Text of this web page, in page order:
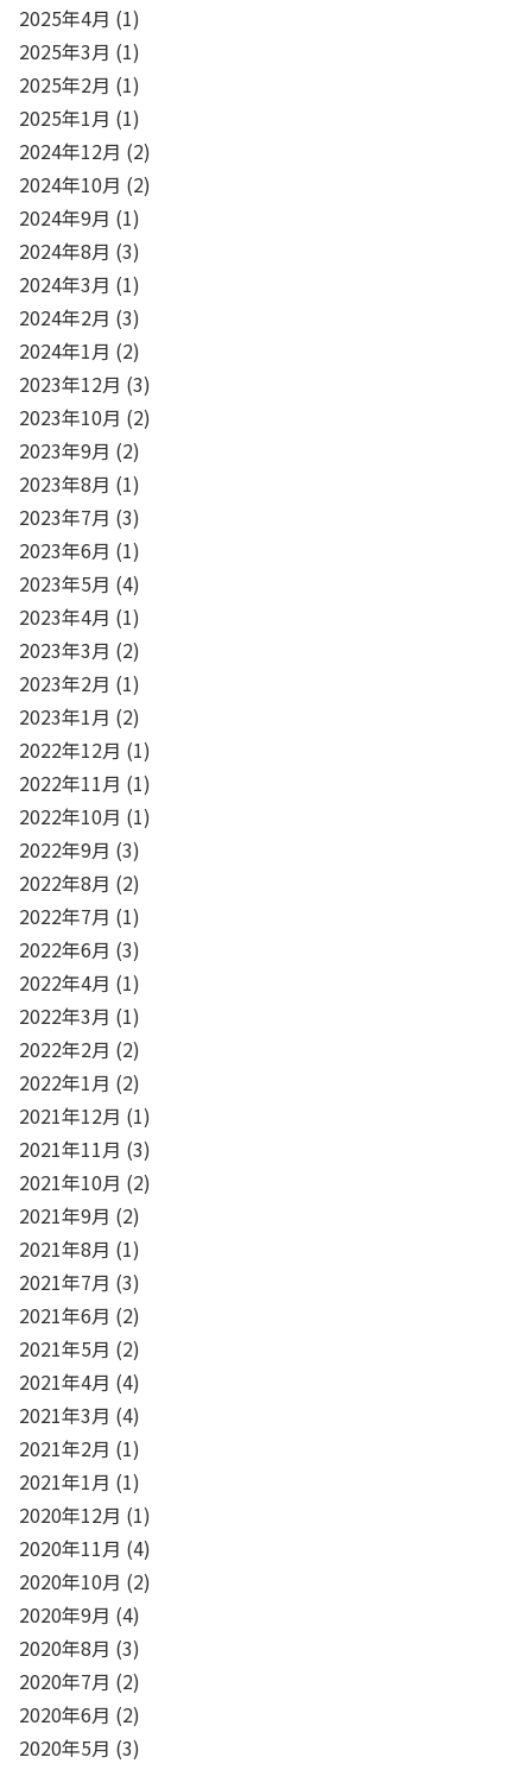
2025年4月 (1)
2025年3月 (1)
2025年2月 (1)
2025年1月 (1)
2024年12月 (2)
2024年10月 (2)
2024年9月 (1)
2024年8月 (3)
2024年3月 (1)
2024年2月 (3)
2024年1月 (2)
2023年12月 (3)
2023年10月 (2)
2023年9月 (2)
2023年8月 (1)
2023年7月 (3)
2023年6月 (1)
2023年5月 (4)
2023年4月 (1)
2023年3月 (2)
2023年2月 (1)
2023年1月 (2)
2022年12月 (1)
2022年11月 (1)
2022年10月 (1)
2022年9月 (3)
2022年8月 (2)
2022年7月 (1)
2022年6月 (3)
2022年4月 (1)
2022年3月 (1)
2022年2月 (2)
2022年1月 (2)
2021年12月 (1)
2021年11月 (3)
2021年10月 (2)
2021年9月 (2)
2021年8月 (1)
2021年7月 (3)
2021年6月 (2)
2021年5月 (2)
2021年4月 (4)
2021年3月 (4)
2021年2月 (1)
2021年1月 (1)
2020年12月 (1)
2020年11月 (4)
2020年10月 (2)
2020年9月 (4)
2020年8月 (3)
2020年7月 (2)
2020年6月 (2)
2020年5月 (3)